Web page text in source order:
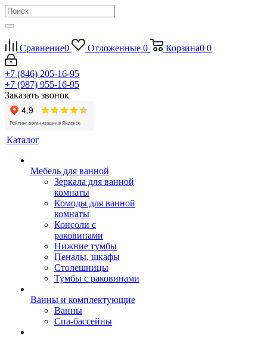
Сравнение0 Отложенные 0 Корзина0 0
+7 (846) 205-16-95
+7 (987) 955-16-95
Заказать звонок
Каталог
Мебель для ванной
Зеркала для ванной
комнаты
Комоды для ванной
комнаты
Консоли с
раковинами
Нижние тумбы
Пеналы, шкафы
Столешницы
Тумбы с раковинами
Ванны и комплектующие
Ванны
Спа-бассейны